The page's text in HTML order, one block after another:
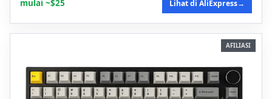
mulai ~$25 Lihat di AliExpress→
AFILIASI